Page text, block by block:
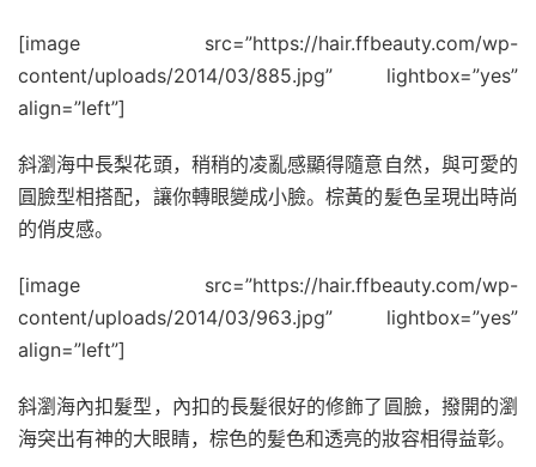
[image src=”https://hair.ffbeauty.com/wp-
content/uploads/2014/03/885.jpg” lightbox=”yes”
align=”left”]
斜瀏海中長梨花頭，稍稍的凌亂感顯得隨意自然，與可愛的
圓臉型相搭配，讓你轉眼變成小臉。棕黃的髪色呈現出時尚
的俏皮感。
[image src=”https://hair.ffbeauty.com/wp-
content/uploads/2014/03/963.jpg” lightbox=”yes”
align=”left”]
斜瀏海內扣髮型，內扣的長髮很好的修飾了圓臉，撥開的瀏
海突出有神的大眼睛，棕色的髪色和透亮的妝容相得益彰。